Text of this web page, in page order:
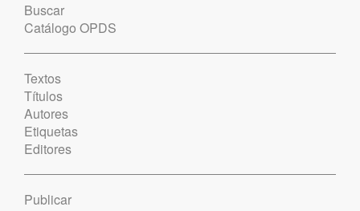
Buscar
Catálogo OPDS
Textos
Títulos
Autores
Etiquetas
Editores
Publicar